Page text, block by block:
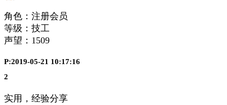
角色：注册会员
等级：技工
声望： 1509
P:2019-05-21 10:17:16
2
实用，经验分享